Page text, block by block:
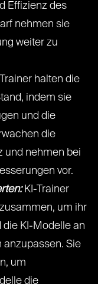
Effizienz des
nehmen sie
weiter zu
halten die
indem sie
und die
die
und nehmen bei
vor.
KI-Trainer
um ihr
KI-Modelle an
anzupassen. Sie
um
die